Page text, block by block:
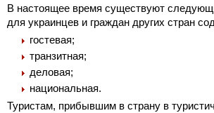
В настоящее время существуют
для украинцев и граждан других стран
гостевая;
транзитная;
деловая;
национальная.
Туристам, прибывшим в страну в